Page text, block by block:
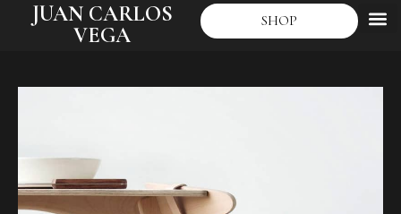
JUAN CARLOS
VEGA
SHOP